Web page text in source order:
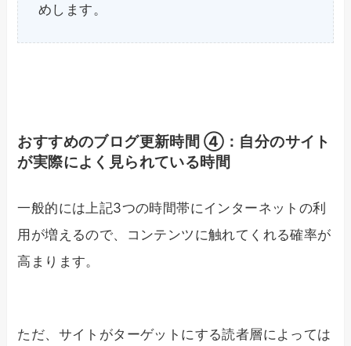
めします。
おすすめのブログ更新時間 ④：自分のサイト
が実際によく見られている時間
一般的には上記3つの時間帯にインターネットの利
用が増えるので、コンテンツに触れてくれる確率が
高まります。
ただ、サイトがターゲットにする読者層によっては